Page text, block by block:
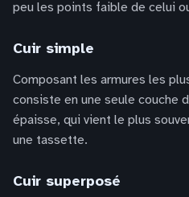
peu les points faible de celui
Cuir simple
Composant les armures les
consiste en une seule couche
épaisse, qui vient le plus
une tassette.
Cuir superposé